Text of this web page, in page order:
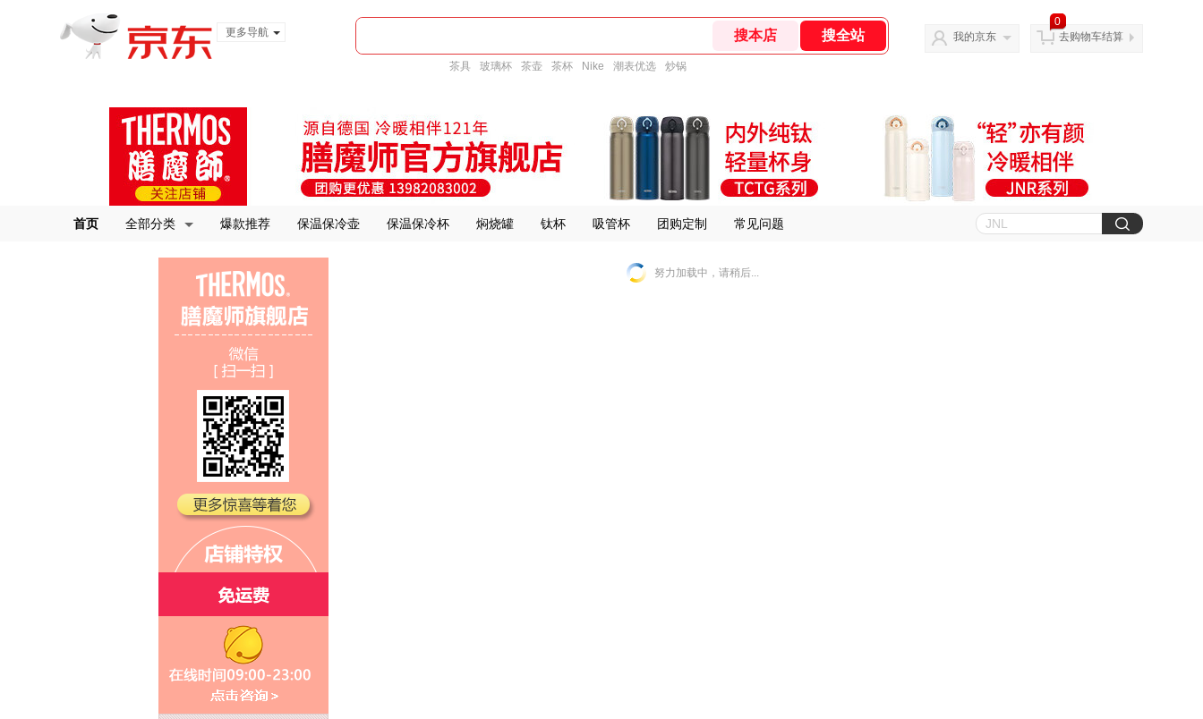
更多导航
茶具 玻璃杯 茶壶 茶杯 Nike 潮表优选 炒锅
我的京东
0
去购物车结算
首页 全部分类 爆款推荐 保温保冷壶 保温保冷杯 焖烧罐 钛杯 吸管杯 团购定制 常见问题
努力加载中，请稍后...